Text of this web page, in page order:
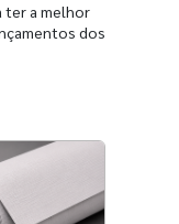
ter a melhor
dos